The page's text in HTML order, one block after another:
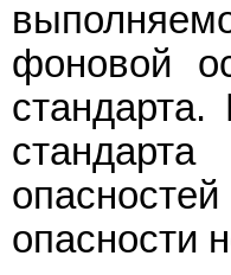
фоновой
опасности